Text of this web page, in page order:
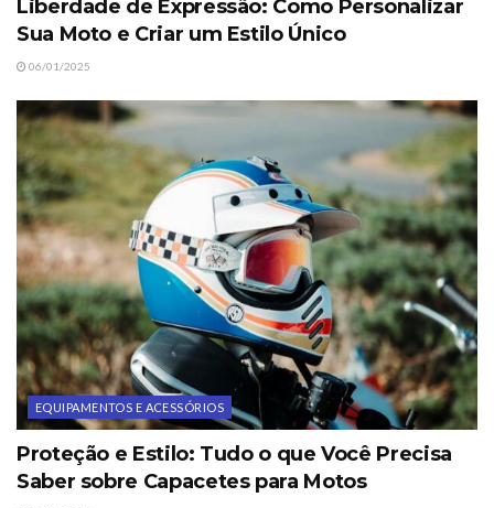
Liberdade de Expressão: Como Personalizar
Sua Moto e Criar um Estilo Único
06/01/2025
EQUIPAMENTOS E ACESSÓRIOS
Proteção e Estilo: Tudo o que Você Precisa
Saber sobre Capacetes para Motos